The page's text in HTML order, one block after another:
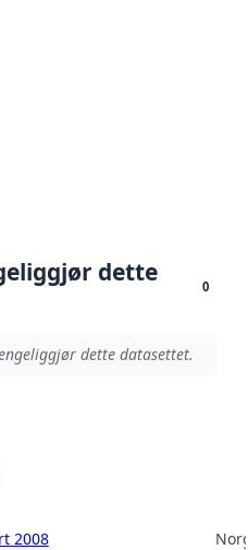
dette
0
dette datasettet.
2008